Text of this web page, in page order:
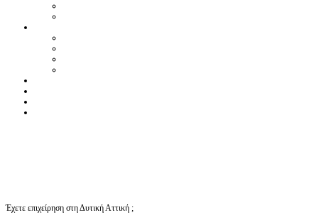
Έχετε επιχείρηση στη Δυτική Αττική ;